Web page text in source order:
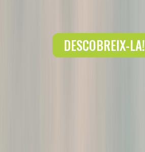
DESCOBREIX-LA!